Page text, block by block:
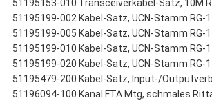
51195153-010 Transceiverkabel-Satz, 10M
51195199-002 Kabel-Satz, UCN-Stamm RG-
51195199-005 Kabel-Satz, UCN-Stamm RG-
51195199-010 Kabel-Satz, UCN-Stamm RG-
51195199-020 Kabel-Satz, UCN-Stamm RG-
51195479-200 Kabel-Satz, Input-/
51196094-100 Kanal FTA Mtg, schmales